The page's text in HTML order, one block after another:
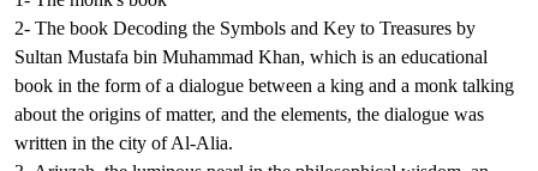
2- The book Decoding the Symbols and Key to Treasures by
Sultan Mustafa bin Muhammad Khan, which is an educational
book in the form of a dialogue between a king and a monk talking
about the origins of matter, and the elements, the dialogue was
written in the city of Al-Alia.